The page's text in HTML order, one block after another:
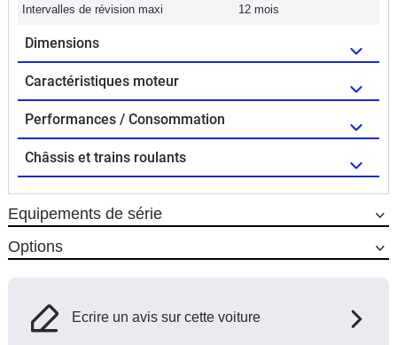
Intervalles de révision maxi 12 mois
Dimensions
Caractéristiques moteur
Performances / Consommation
Châssis et trains roulants
Equipements de série
Options
Ecrire un avis sur cette voiture